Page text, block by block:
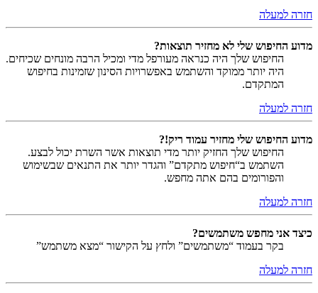
חזרה למעלה
מדוע החיפוש שלי לא מחזיר תוצאות?
החיפוש שלך היה כנראה מעורפל מדי ומכיל הרבה מונחים שכיחים.
היה יותר ממוקד והשתמש באפשרויות הסינון שזמינות בחיפוש
המתקדם.
חזרה למעלה
מדוע החיפוש שלי מחזיר עמוד ריק!?
החיפוש שלך החזיק יותר מדי תוצאות אשר השרת יכול לבצע.
השתמש ב“חיפוש מתקדם” והגדר יותר את התנאים שבשימוש
והפורומים בהם אתה מחפש.
חזרה למעלה
כיצד אני מחפש משתמשים?
בקר בעמוד “משתמשים” ולחץ על הקישור “מצא משתמש”
חזרה למעלה